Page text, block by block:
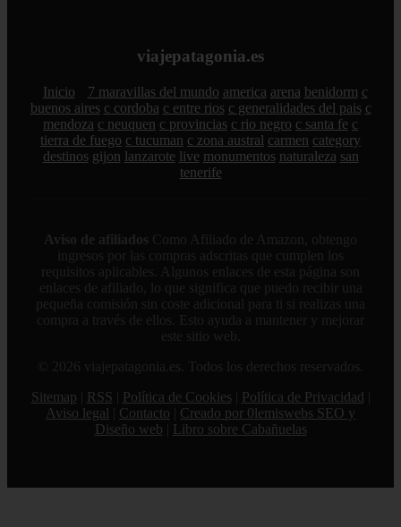
viajepatagonia.es
Inicio 7 maravillas del mundo america arena benidorm c
buenos aires c cordoba c entre rios c generalidades del pais c
mendoza c neuquen c provincias c rio negro c santa fe c
tierra de fuego c tucuman c zona austral carmen category
destinos gijon lanzarote live monumentos naturaleza san
tenerife
Aviso de afiliados Como Afiliado de Amazon, obtengo
ingresos por las compras adscritas que cumplen los
requisitos aplicables. Algunos enlaces de esta página son
enlaces de afiliado, lo que significa que puedo recibir una
pequeña comisión sin coste adicional para ti si realizas una
compra a través de ellos. Esto ayuda a mantener y mejorar
este sitio web.
© 2026 viajepatagonia.es. Todos los derechos reservados.
Sitemap
RSS Política de Cookies Política de Privacidad
Aviso legal
Contacto
Creado por 0lemiswebs SEO y
Diseño web
Libro sobre Cabañuelas